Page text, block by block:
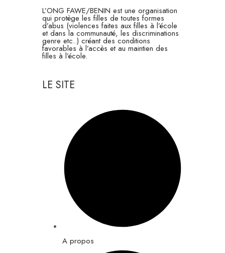
L’ONG FAWE/BENIN est une organisation
qui protège les filles de toutes formes
d’abus (violences faites aux filles à l’école
et dans la communauté, les discriminations
genre etc..) créant des conditions
favorables à l’accès et au maintien des
filles à l’école.
LE SITE
A propos